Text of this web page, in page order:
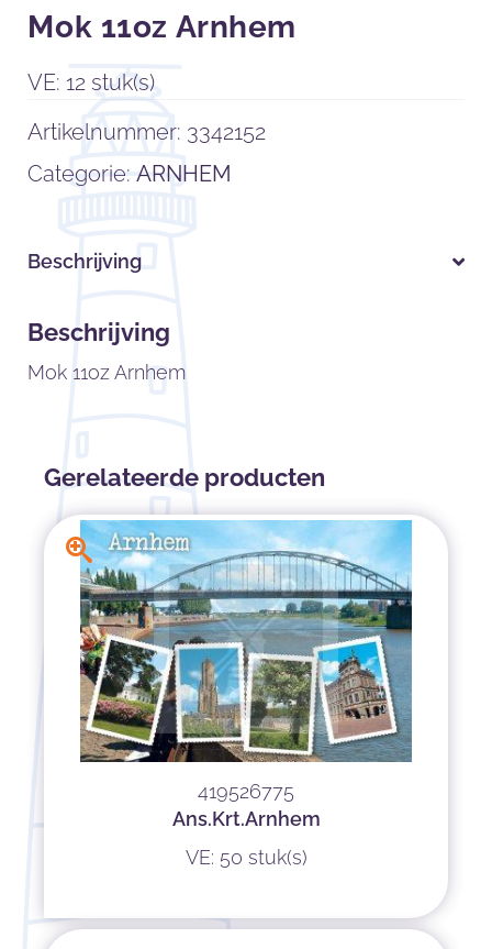
Mok 11oz Arnhem
VE: 12 stuk(s)
Artikelnummer: 3342152
Categorie:ARNHEM
Beschrijving
Beschrijving
Mok 11oz Arnhem
Gerelateerde producten
419526775
Ans.Krt.Arnhem
VE: 50 stuk(s)